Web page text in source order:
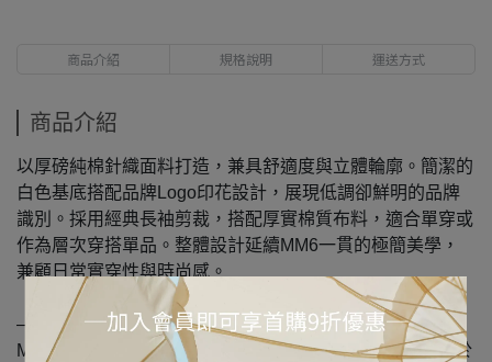
商品介紹 規格說明 運送方式
商品介紹
以厚磅純棉針織面料打造，兼具舒適度與立體輪廓。簡潔的
白色基底搭配品牌Logo印花設計，展現低調卻鮮明的品牌
識別。採用經典長袖剪裁，搭配厚實棉質布料，適合單穿或
作為層次穿搭單品。整體設計延續MM6一貫的極簡美學，
兼顧日常實穿性與時尚感。
— 品牌介紹 —
MM6 Maison Margiela 是法國奢華品牌 Maison Margiela 於